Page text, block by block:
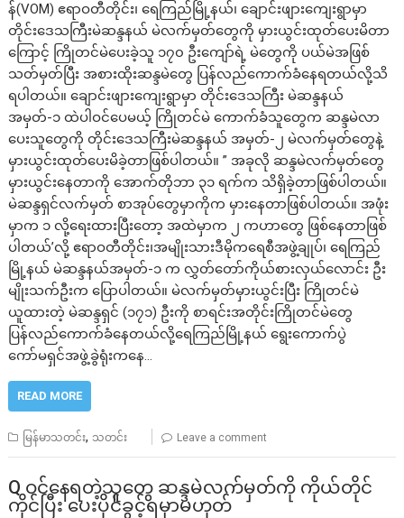
န်(VOM) ဧရာဝတီတိုင်း၊ ရေကြည်မြို့နယ်၊ ချောင်းဖျားကျေးရွာမှာ
တိုင်းဒေသကြီးမဲဆန္ဒနယ် မဲလက်မှတ်‌တွေကို မှားယွင်းထုတ်ပေးမိတာ
ကြောင့် ကြိုတင်မဲပေးခဲ့သူ ၁၇၀ ဦးကျော်ရဲ့ မဲတွေကို ပယ်မဲအဖြစ်
သတ်မှတ်ပြီး အစားထိုးဆန္ဒမဲတွေ ပြန်လည်ကောက်ခံနေရတယ်လို့သိ
ရပါတယ်။ ချောင်းဖျားကျေးရွာမှာ တိုင်းဒေသကြီး မဲဆန္ဒနယ်
အမှတ်-၁ ထဲပါဝင်ပေမယ့် ကြိုတင်မဲ ကောက်ခံသူတွေက ဆန္ဒမဲလာ
ပေးသူတွေကို တိုင်းဒေသကြီးမဲဆန္ဒနယ် အမှတ်-၂ မဲလက်မှတ်တွေနဲ့
မှားယွင်းထုတ်ပေးမိခဲ့တာဖြစ်ပါတယ်။ ” အခုလို ဆန္ဒမဲလက်မှတ်တွေ
မှားယွင်းနေတာကို အောက်တိုဘာ ၃၁ ရက်က သိရှိခဲ့တာဖြစ်ပါတယ်။
မဲဆန္ဒရှင်လက်မှတ် စာအုပ်တွေမှာကိုက မှားနေတာဖြစ်ပါတယ်။ အဖုံး
မှာက ၁ လို့ရေးထားပြီးတော့ အထဲမှာက ၂ ကဟာတွေ ဖြစ်နေတာဖြစ်
ပါတယ်’လို့ ဧရာဝတီတိုင်း၊အမျိုးသားဒီမိုကရေစီအဖွဲ့ချုပ်၊ ရေကြည်
မြို့နယ် မဲဆန္ဒနယ်အမှတ်-၁ က လွှတ်တော်ကိုယ်စားလှယ်လောင်း ဦး
မျိုးသက်ဦးက ပြောပါတယ်။ မဲလက်မှတ်မှားယွင်းပြီး ကြိုတင်မဲ
ယူထားတဲ့ မဲဆန္ဒရှင် (၁၇၁) ဦးကို စာရင်းအတိုင်းကြိုတင်မဲတွေ
ပြန်လည်ကောက်ခံနေတယ်လို့ရေကြည်မြို့နယ် ရွေးကောက်ပွဲ
ကော်မရှင်အဖွဲ့ခွဲရုံးကနေ…
READ MORE
မြန်မာသတင်း, သတင်း Leave a comment
Q ဝင်နေရတဲ့သူတွေ ဆန္ဒမဲလက်မှတ်ကို ကိုယ်တိုင်
ကိုင်ပြီး ပေးပိုင်ခွင့်ရမှာမဟုတ်